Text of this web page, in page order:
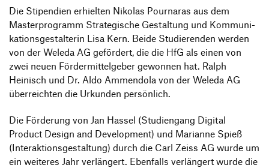
Ausstellung
Forschung und Transfer
Preise und Auszeichnungen
Wohnen
Beratung und Finanzierung
International Students
Mitarbeiter*innen
Lehrende und Schulen
Presse und Medien
Unternehmen
HfG-Netzwerk
Bewerbung Bachelor
Bewerbung Master
Schnupperstudium
Informationsveranstaltungen
Intranet
Die Stipen­dien erhielten Nikolas Pour­n­aras aus dem
Master­pro­gramm Stra­te­gi­sche Gestal­tung und Kommu­ni­
ka­ti­ons­ge­stal­terin Lisa Kern. Beide Studie­renden werden
von der Weleda AG geför­dert, die die HfG als einen von
zwei neuen Förder­mit­tel­geber gewonnen hat. Ralph
Heinisch und Dr. Aldo Ammen­dola von der Weleda AG
über­reichten die Urkunden persönlich.
Die Förde­rung von Jan Hassel (Studi­en­gang Digital
Product Design and Deve­lo­p­ment) und Mari­anne Spieß
(Inter­ak­ti­ons­ge­stal­tung) durch die Carl Zeiss AG wurde um
ein weiteres Jahr verlän­gert. Eben­falls verlän­gert wurde die